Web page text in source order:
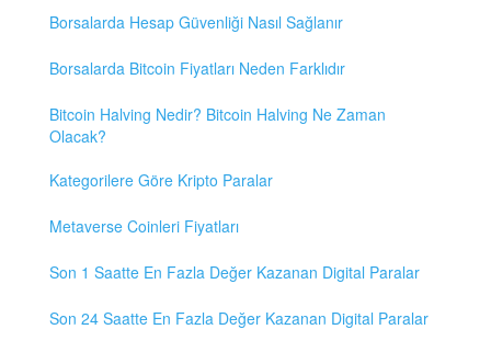
Borsalarda Hesap Güvenliği Nasıl Sağlanır
Borsalarda Bitcoin Fiyatları Neden Farklıdır
Bitcoin Halving Nedir? Bitcoin Halving Ne Zaman
Olacak?
Kategorilere Göre Kripto Paralar
Metaverse Coinleri Fiyatları
Son 1 Saatte En Fazla Değer Kazanan Digital Paralar
Son 24 Saatte En Fazla Değer Kazanan Digital Paralar